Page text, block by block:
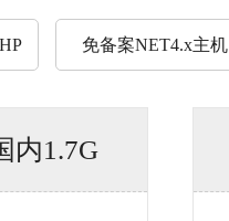
免备案NET4.x主机
内1.7G